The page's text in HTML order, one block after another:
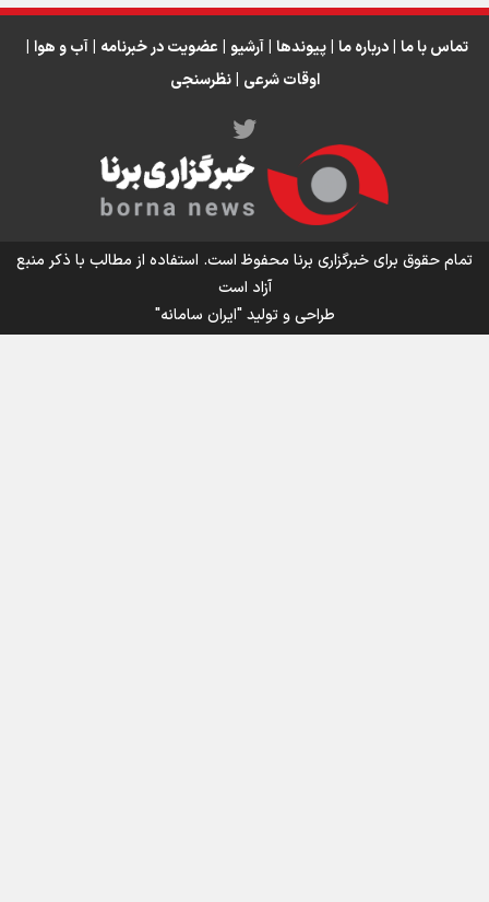
اینفو برنا/ میزان مالیات بر ارزش افزوده چقدر است؟
انتظار حضور تیم‌های بزرگ مثل استقلال در لیگ هستیم
تورم ۵۸ درصدی معدن / وقتی هزینه استخراج از توان قیمت‌گذاری سبقتتماس با ما درباره ما پیوندها آرشیو عضویت در خبرنامه آب و هوا
اوقات شرعی نظرسنجی
تمام حقوق برای خبرگزاری برنا محفوظ است. استفاده از مطالب با ذکر منبع
آزاد است
طراحی و تولید"ایران سامانه"